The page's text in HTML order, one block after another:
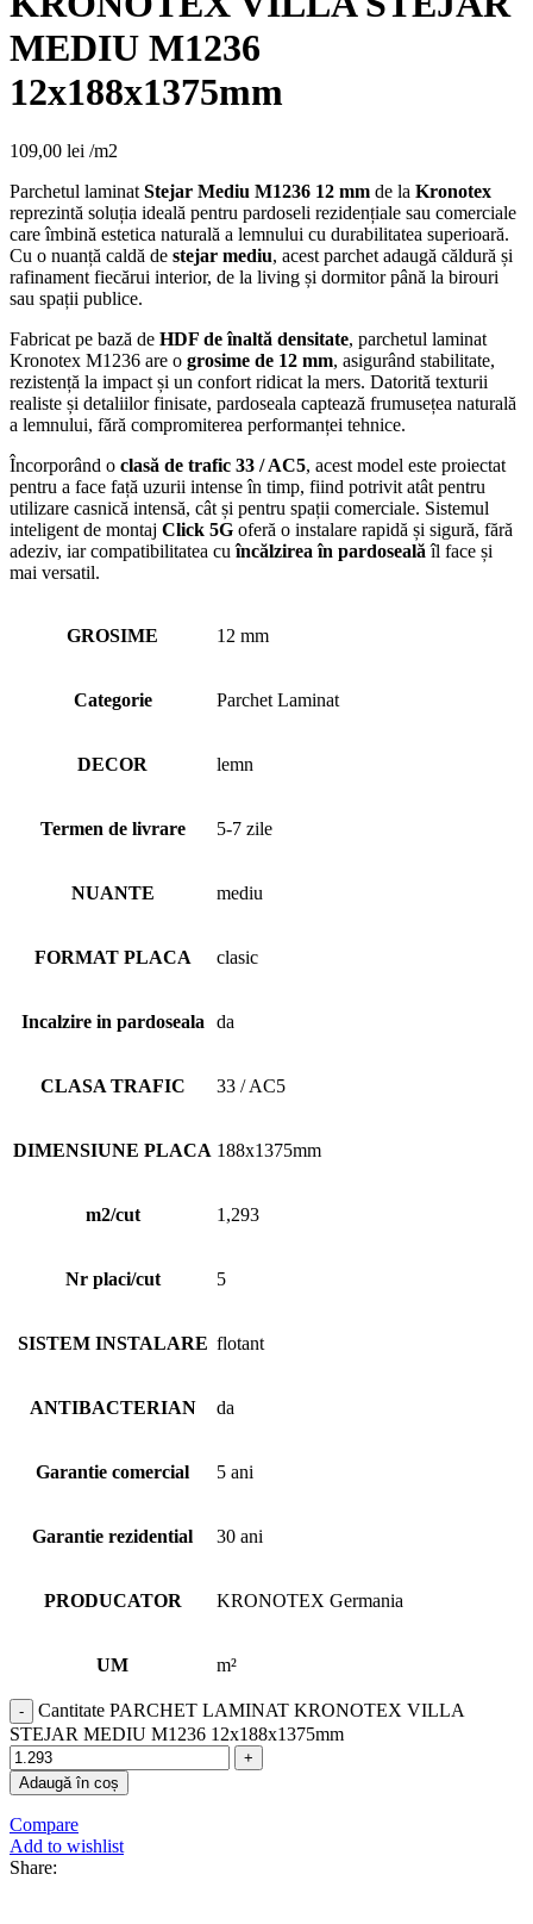
MEDIU M1236
12x188x1375mm
109,00 lei /m2
Parchetul laminat Stejar Mediu M1236 12 mm de la Kronotex
reprezintă soluția ideală pentru pardoseli rezidențiale sau comerciale
care îmbină estetica naturală a lemnului cu durabilitatea superioară.
Cu o nuanță caldă de stejar mediu, acest parchet adaugă căldură și
rafinament fiecărui interior, de la living și dormitor până la birouri
sau spații publice.
Fabricat pe bază de HDF de înaltă densitate, parchetul laminat
Kronotex M1236 are o grosime de 12 mm, asigurând stabilitate,
rezistență la impact și un confort ridicat la mers. Datorită texturii
realiste și detaliilor finisate, pardoseala captează frumusețea naturală
a lemnului, fără compromiterea performanței tehnice.
Încorporând o clasă de trafic 33 / AC5, acest model este proiectat
pentru a face față uzurii intense în timp, fiind potrivit atât pentru
utilizare casnică intensă, cât și pentru spații comerciale. Sistemul
inteligent de montaj Click 5G oferă o instalare rapidă și sigură, fără
adeziv, iar compatibilitatea cuîncălzirea în pardoseală îl face și
mai versatil.
GROSIME 12 mm
Categorie Parchet Laminat
DECOR lemn
Termen de livrare 5-7 zile
NUANTE mediu
FORMAT PLACA clasic
Incalzire in pardoseala da
CLASA TRAFIC 33 / AC5
DIMENSIUNE PLACA 188x1375mm
m2/cut 1,293
Nr placi/cut 5
SISTEM INSTALARE flotant
ANTIBACTERIAN da
Garantie comercial 5 ani
Garantie rezidential 30 ani
PRODUCATOR KRONOTEX Germania
UM m²
Cantitate PARCHET LAMINAT KRONOTEX VILLA
STEJAR MEDIU M1236 12x188x1375mm
Adaugă în coș
Compare
Add to wishlist
Share: